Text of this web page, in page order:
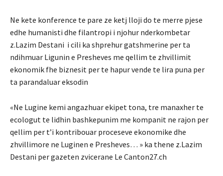
Ne kete konference te pare ze ketj lloji do te merre pjese
edhe humanisti dhe filantropi i njohur nderkombetar
z.Lazim Destani i cili ka shprehur gatshmerine per ta
ndihmuar Ligunin e Presheves me qellim te zhvillimit
ekonomik fhe biznesit per te hapur vende te lira puna per
ta parandaluar eksodin
«Ne Lugine kemi angazhuar ekipet tona, tre manaxher te
ecologut te lidhin bashkepunim me kompanit ne rajon per
qellim per t’i kontribouar proceseve ekonomike dhe
zhvillimore ne Luginen e Presheves… » ka thene z.Lazim
Destani per gazeten zvicerane Le Canton27.ch